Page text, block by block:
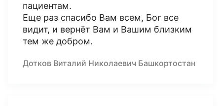
пациентам.
Еще раз спасибо Вам всем, Бог все
видит, и вернёт Вам и Вашим близким
тем же добром.
Дотков Виталий Николаевич Башкортостан